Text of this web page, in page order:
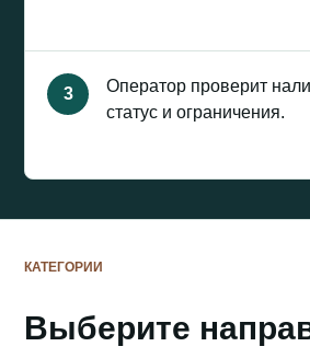
3
Оператор проверит
статус и ограничения.
КАТЕГОРИИ
Выберите